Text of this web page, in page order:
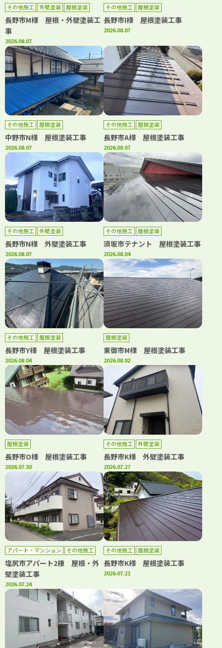
その他施工 外壁塗装 屋根塗装
長野市M様 屋根・外壁塗装工
事
2026.08.07
その他施工 屋根塗装
長野市I様 屋根塗装工事
2026.08.07
その他施工 屋根塗装
中野市N様 屋根塗装工事
2026.08.07
その他施工 屋根塗装
長野市A様 屋根塗装工事
2026.08.07
その他施工 外壁塗装
長野市N様 外壁塗装工事
2026.08.07
その他施工 屋根塗装
須坂市テナント 屋根塗装工事
2026.08.04
その他施工 屋根塗装
長野市Y様 屋根塗装工事
2026.08.04
屋根塗装
東御市M様 屋根塗装工事
2026.08.02
屋根塗装
長野市O様 屋根塗装工事
2026.07.30
その他施工 外壁塗装
長野市K様 外壁塗装工事
2026.07.27
アパート・マンション
その他施工
外壁塗装
屋根塗装
塩尻市アパート2棟 屋根・外
壁塗装工事
2026.07.24
その他施工 屋根塗装
長野市K様 屋根塗装工事
2026.07.21